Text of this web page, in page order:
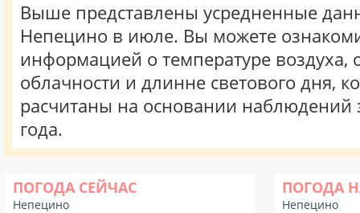
Выше представлены усредненные
Непецино в июле. Вы можете
информацией о температуре воздуха,
облачности и длинне светового дня,
расчитаны на основании наблюдений
года.
ПОГОДА СЕЙЧАС
Непецино
ПОГОДА
Непецино